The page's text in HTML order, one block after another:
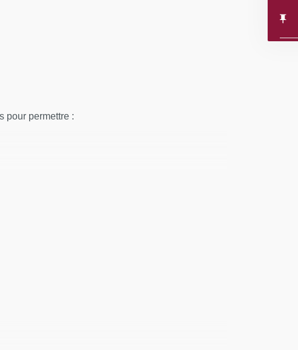
pour permettre :
RÉSULTATS
et le Responsable de la Formation émet
analysé et le bilan est remonté au conseil